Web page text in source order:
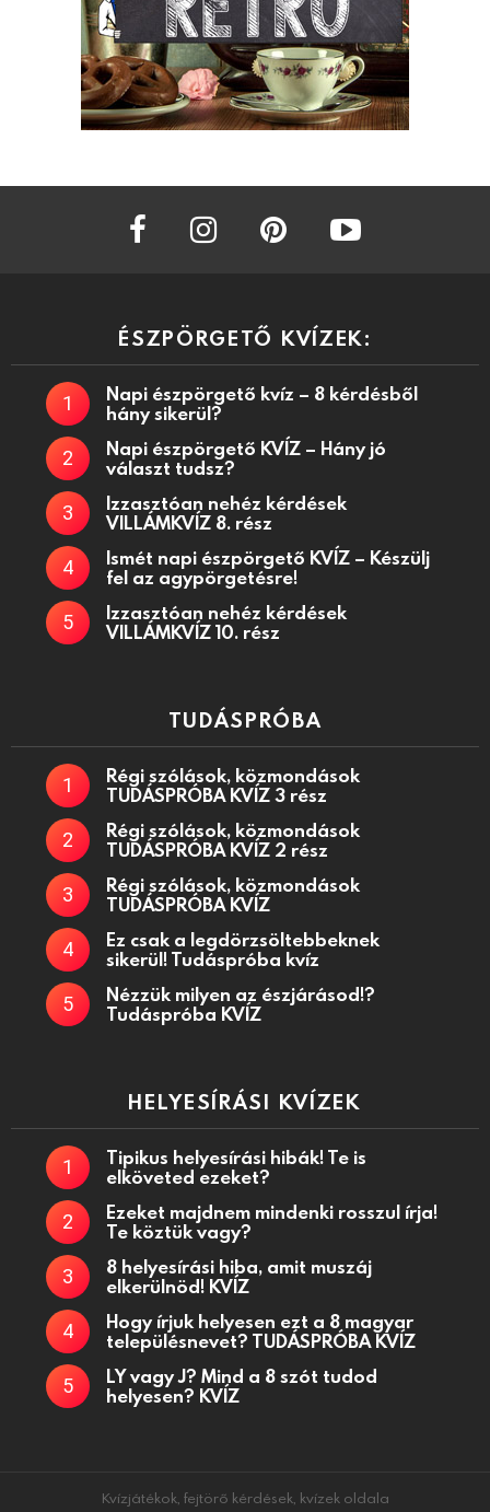
facebook instagram
ÉSZPÖRGETŐ KVÍZEK:
Napi észpörgető kvíz – 8 kérdésből
hány sikerül?
Napi észpörgető KVÍZ – Hány jó
választ tudsz?
Izzasztóan nehéz kérdések
VILLÁMKVÍZ 8. rész
Ismét napi észpörgető KVÍZ – Készülj
fel az agypörgetésre!
Izzasztóan nehéz kérdések
VILLÁMKVÍZ 10. rész
TUDÁSPRÓBA
Régi szólások, közmondások
TUDÁSPRÓBA KVÍZ 3 rész
Régi szólások, közmondások
TUDÁSPRÓBA KVÍZ 2 rész
Régi szólások, közmondások
TUDÁSPRÓBA KVÍZ
Ez csak a legdörzsöltebbeknek
sikerül! Tudáspróba kvíz
Nézzük milyen az észjárásod!?
Tudáspróba KVÍZ
HELYESÍRÁSI KVÍZEK
Tipikus helyesírási hibák! Te is
elköveted ezeket?
Ezeket majdnem mindenki rosszul írja!
Te köztük vagy?
8 helyesírási hiba, amit muszáj
elkerülnöd! KVÍZ
Hogy írjuk helyesen ezt a 8 magyar
településnevet? TUDÁSPRÓBA KVÍZ
LY vagy J? Mind a 8 szót tudod
helyesen? KVÍZ
Kvízjátékok, fejtörő kérdések, kvízek oldala